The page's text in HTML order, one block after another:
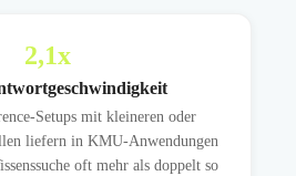
2,1x
Setups mit kleineren oder
liefern in KMU-Anwendungen
oft mehr als doppelt so